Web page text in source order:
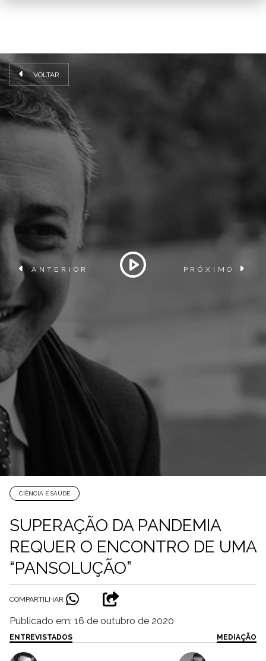
VOLTAR
ANTERIOR PRÓXIMO
CIÊNCIA E SAÚDE
SUPERAÇÃO DA PANDEMIA
REQUER O ENCONTRO DE UMA
“PANSOLUÇÃO”
COMPARTILHAR
Publicado em: 16 de outubro de 2020
ENTREVISTADOS MEDIAÇÃO